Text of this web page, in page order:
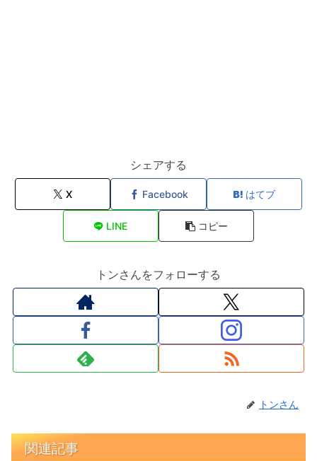
シェアする
X Facebook はてブ
LINE コピー
トンさんをフォローする
トンさん
関連記事